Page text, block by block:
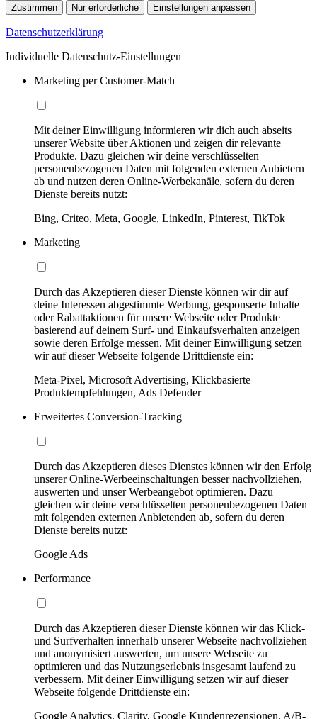
Zustimmen Nur erforderliche Einstellungen anpassen
Datenschutzerklärung
Individuelle Datenschutz-Einstellungen
Marketing per Customer-Match
Mit deiner Einwilligung informieren wir dich auch abseits
unserer Website über Aktionen und zeigen dir relevante
Produkte. Dazu gleichen wir deine verschlüsselten
personenbezogenen Daten mit folgenden externen Anbietern
ab und nutzen deren Online-Werbekanäle, sofern du deren
Dienste bereits nutzt:
Bing, Criteo, Meta, Google, LinkedIn, Pinterest, TikTok
Marketing
Durch das Akzeptieren dieser Dienste können wir dir auf
deine Interessen abgestimmte Werbung, gesponserte Inhalte
oder Rabattaktionen für unsere Webseite oder Produkte
basierend auf deinem Surf- und Einkaufsverhalten anzeigen
sowie deren Erfolge messen. Mit deiner Einwilligung setzen
wir auf dieser Webseite folgende Drittdienste ein:
Meta-Pixel, Microsoft Advertising, Klickbasierte
Produktempfehlungen, Ads Defender
Erweitertes Conversion-Tracking
Durch das Akzeptieren dieses Dienstes können wir den Erfolg
unserer Online-Werbeeinschaltungen besser nachvollziehen,
auswerten und unser Werbeangebot optimieren. Dazu
gleichen wir deine verschlüsselten personenbezogenen Daten
mit folgenden externen Anbietenden ab, sofern du deren
Dienste bereits nutzt:
Google Ads
Performance
Durch das Akzeptieren dieser Dienste können wir das Klick-
und Surfverhalten innerhalb unserer Webseite nachvollziehen
und anonymisiert auswerten, um unsere Webseite zu
optimieren und das Nutzungserlebnis insgesamt laufend zu
verbessern. Mit deiner Einwilligung setzen wir auf dieser
Webseite folgende Drittdienste ein:
Google Analytics, Clarity, Google Kundenrezensionen, A/B-